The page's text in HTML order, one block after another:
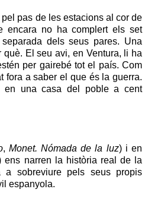
pas de les estacions al cor de
encara no ha complert els set
dels seus pares. Una
què. El seu avi, en Ventura, li ha
per gairebé tot el país. Com
fora a saber el que és la guerra.
en una casa del poble a cent
, Monet. Nómada de la luz) i en
ens narren la història real de la
a sobreviure pels seus propis
espanyola.